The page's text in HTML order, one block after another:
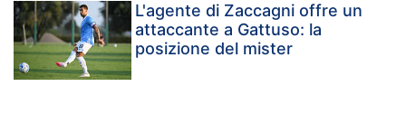
L'agente di Zaccagni offre un
attaccante a Gattuso: la
posizione del mister